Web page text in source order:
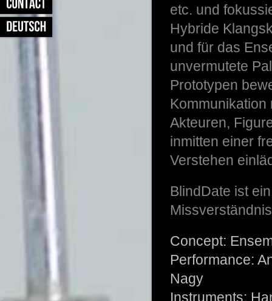
etc. und
Hybride
und für das
unvermutete
Prototypen
Akteuren,
inmitten einer
Verstehen
BlindDate ist
Concept:
Performance:
Nagy
Instruments: